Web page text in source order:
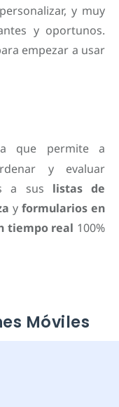
y muy
y oportunos.
empezar a usar
que permite a
y evaluar
a sus listas de
y formularios en
tiempo real 100%
Móviles